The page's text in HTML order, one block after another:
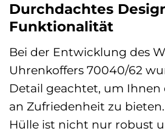
Durchdachtes
Funktionalität
Bei der Entwicklung des
Uhrenkoffers 70040/62
Detail geachtet, um Ihnen
an Zufriedenheit zu
Hülle ist nicht nur robust